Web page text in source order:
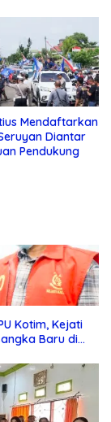
Mendaftarkan
Diantar
Pendukung
Kotim, Kejati
Baru di